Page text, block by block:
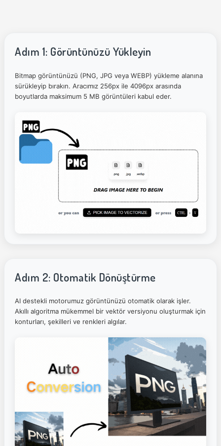
Adım 1: Görüntünüzü Yükleyin
Bitmap görüntünüzü (PNG, JPG veya WEBP) yükleme alanına
sürükleyip bırakın. Aracımız 256px ile 4096px arasında
boyutlarda maksimum 5 MB görüntüleri kabul eder.
Adım 2: Otomatik Dönüştürme
AI destekli motorumuz görüntünüzü otomatik olarak işler.
Akıllı algoritma mükemmel bir vektör versiyonu oluşturmak için
konturları, şekilleri ve renkleri algılar.